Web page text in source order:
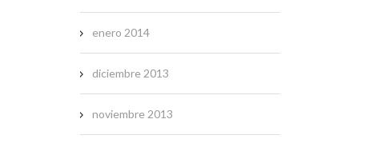
enero 2014
diciembre 2013
noviembre 2013